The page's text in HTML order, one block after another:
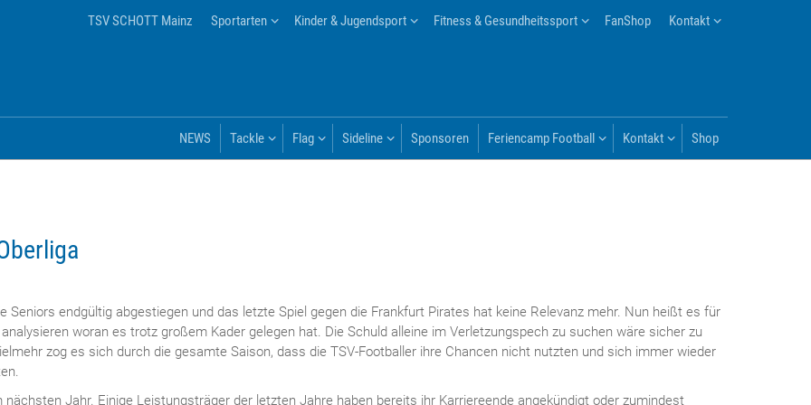
TSV SCHOTT Mainz Sportarten Kinder & Jugendsport Fitness & Gesundheitssport FanShop Kontakt
NEWS Tackle Flag Sideline Sponsoren Feriencamp Football Kontakt Shop
Seniors endgültig abgestiegen und das letzte Spiel gegen die Frankfurt Pirates hat keine Relevanz mehr. Nun heißt es für
woran es trotz großem Kader gelegen hat. Die Schuld alleine im Verletzungspech zu suchen wäre sicher zu
zog es sich durch die gesamte Saison, dass die TSV-Footballer ihre Chancen nicht nutzten und sich immer wieder
Jahr. Einige Leistungsträger der letzten Jahre haben bereits ihr Karriereende angekündigt oder zumindest